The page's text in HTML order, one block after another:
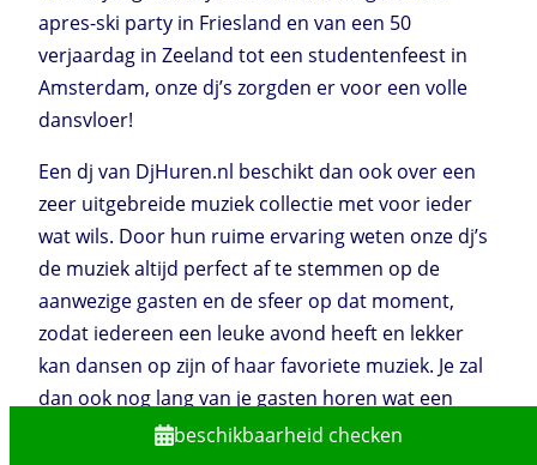
apres-ski party in Friesland en van een 50
verjaardag in Zeeland tot een studentenfeest in
Amsterdam, onze dj’s zorgden er voor een volle
dansvloer!
Een dj van DjHuren.nl beschikt dan ook over een
zeer uitgebreide muziek collectie met voor ieder
wat wils. Door hun ruime ervaring weten onze dj’s
de muziek altijd perfect af te stemmen op de
aanwezige gasten en de sfeer op dat moment,
zodat iedereen een leuke avond heeft en lekker
kan dansen op zijn of haar favoriete muziek. Je zal
dan ook nog lang van je gasten horen wat een
geweldig feest het was!beschikbaarheid checken